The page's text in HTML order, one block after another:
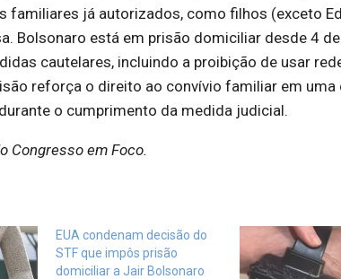
familiares já autorizados, como filhos (exceto
Bolsonaro está em prisão domiciliar desde 4
cautelares, incluindo a proibição de usar
reforça o direito ao convívio familiar em uma
o cumprimento da medida judicial.
Congresso em Foco.
EUA condenam decisão do
STF que impôs prisão
domiciliar a Jair Bolsonaro